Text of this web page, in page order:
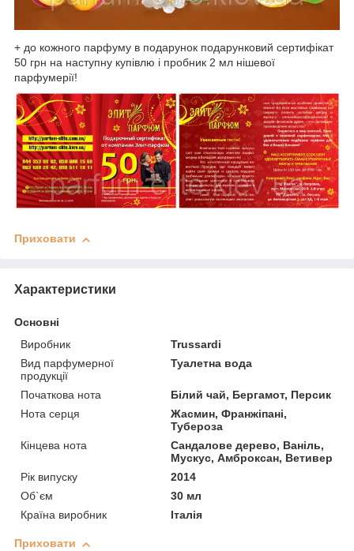
+ до кожного парфуму в подарунок подарунковий сертифікат
50 грн на наступну купівлю і пробник 2 мл нішевої
парфумерії!
Приховати
Характеристики
Основні
Виробник
Trussardi
Вид парфумерної
продукції
Туалетна вода
Початкова нота
Білий чай, Бергамот, Персик
Нота серця
Жасмин, Франжіпані,
Тубероза
Кінцева нота
Сандалове дерево, Ваніль,
Мускус, Амброксан, Ветивер
Рік випуску
2014
Об`єм
30 мл
Країна виробник
Італія
Приховати